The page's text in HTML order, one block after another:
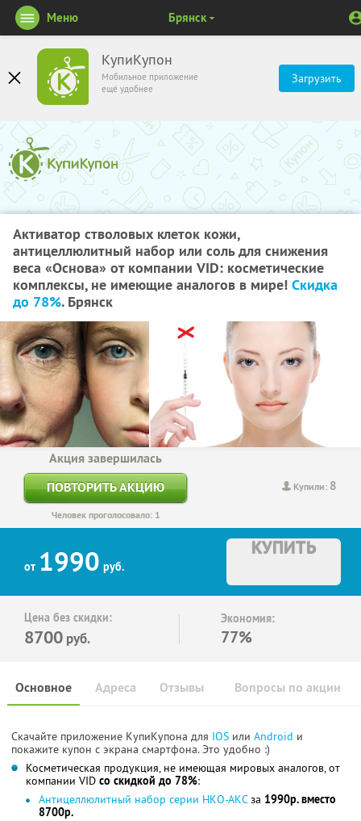
КупиКупон
Мобильное приложение
ещё удобнее
Загрузить
Меню Брянск
Активатор стволовых клеток кожи,
антицеллюлитный набор или соль для снижения
веса «Основа» от компании VID: косметические
комплексы, не имеющие аналогов в мире! Скидка
до 78%. Брянск
Купили: 8
Акция завершилась
ПОВТОРИТЬ АКЦИЮ
Человек проголосовало: 1
от 1990 руб.
КУПИТЬ
Цена без скидки:
8700 руб.
Экономия:
77%
Основное Отзывы Вопросы по акции
Адреса
Скачайте приложение КупиКупона для IOS или Android и
покажите купон с экрана смартфона. Это удобно :)
Косметическая продукция, не имеющая мировых аналогов, от
компании VID со скидкой до 78%:
Антицеллюлитный набор серии НКО-АКСза 1990р. вместо
8700р.